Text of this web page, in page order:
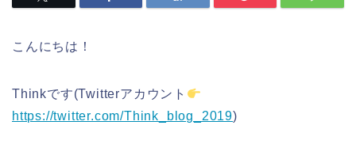
こんにちは！
Thinkです(Twitterアカウント
https://twitter.com/Think_blog_2019)